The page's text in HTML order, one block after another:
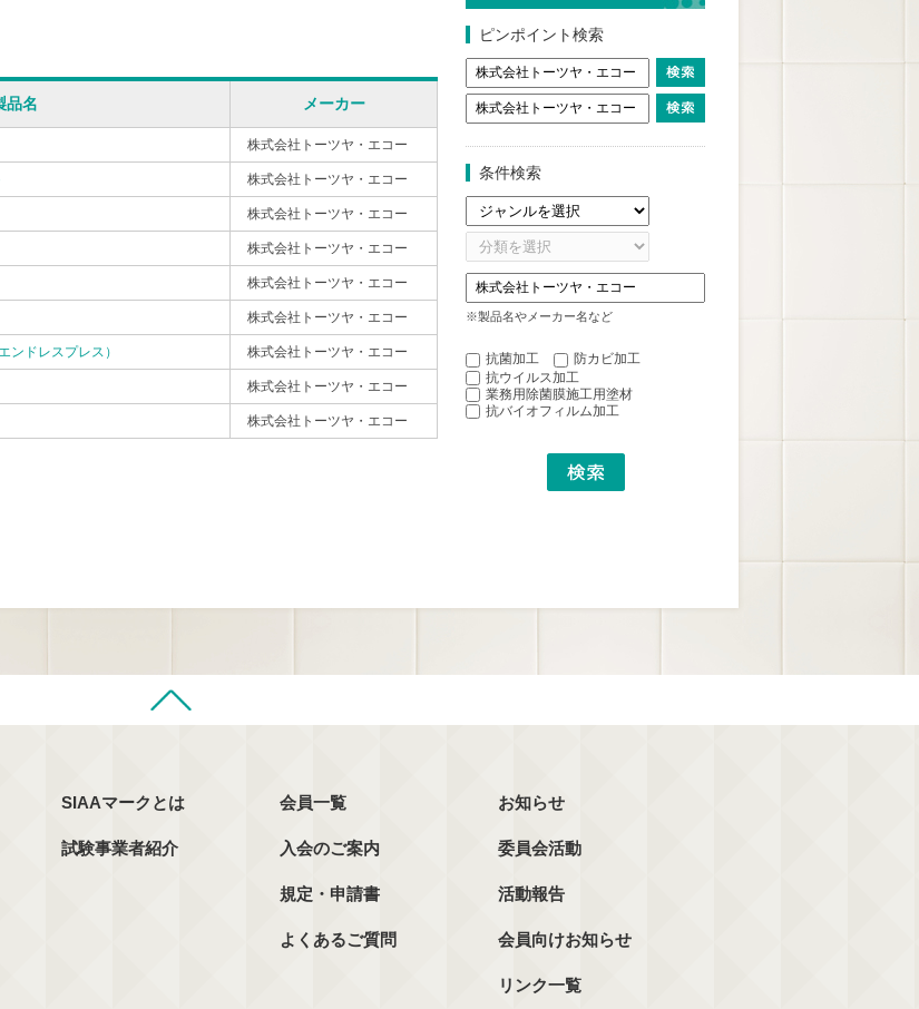
品名 メーカー
株式会社トーツヤ・エコー
株式会社トーツヤ・エコー
株式会社トーツヤ・エコー
株式会社トーツヤ・エコー
株式会社トーツヤ・エコー
株式会社トーツヤ・エコー
ンドレスプレス） 株式会社トーツヤ・エコー
株式会社トーツヤ・エコー
株式会社トーツヤ・エコー
ピンポイント検索
条件検索
※製品名やメーカー名など
抗菌加工
防カビ加工
抗ウイルス加工
業務用除菌膜施工用塗材
抗バイオフィルム加工
SIAAマークとは
試験事業者紹介
会員一覧
入会のご案内
規定・申請書
よくあるご質問
お知らせ
委員会活動
活動報告
会員向けお知らせ
リンク一覧